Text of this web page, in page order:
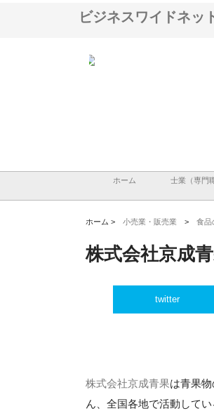
ビジネスワイドネッ
ホーム 士業（専門
ホーム > 小売業・販売業 > 食品
株式会社京成
twitter
株式会社京成青果は青果
ん、全国各地で活動して